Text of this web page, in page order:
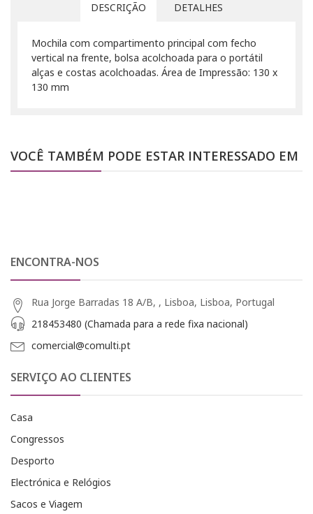
DESCRIÇÃO DETALHES
Mochila com compartimento principal com fecho
vertical na frente, bolsa acolchoada para o portátil
alças e costas acolchoadas. Área de Impressão: 130 x
130 mm
VOCÊ TAMBÉM PODE ESTAR INTERESSADO EM
ENCONTRA-NOS
Rua Jorge Barradas 18 A/B, , Lisboa, Lisboa, Portugal
218453480 (Chamada para a rede fixa nacional)
comercial@comulti.pt
SERVIÇO AO CLIENTES
Casa
Congressos
Desporto
Electrónica e Relógios
Sacos e Viagem